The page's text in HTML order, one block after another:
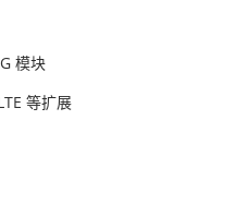
模块
等扩展